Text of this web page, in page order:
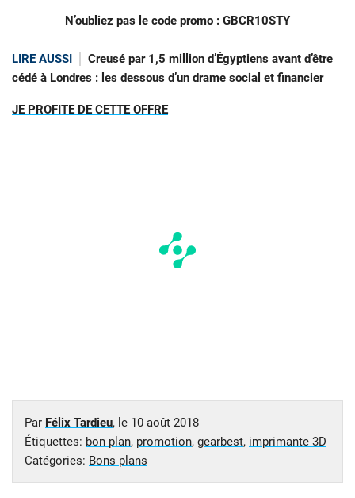
N’oubliez pas le code promo : GBCR10STY
LIRE AUSSI
Creusé par 1,5 million d’Égyptiens avant d’être
cédé à Londres : les dessous d’un drame social et financier
JE PROFITE DE CETTE OFFRE
Par Félix Tardieu, le 10 août 2018
Étiquettes: bon plan, promotion, gearbest, imprimante 3D
Catégories: Bons plans